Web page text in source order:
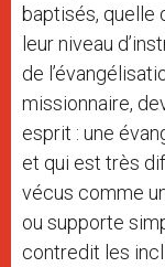
baptisés, quelle
leur niveau
de
missionnaire,
esprit : une
et qui est très
vécus comme
ou supporte
contredit les